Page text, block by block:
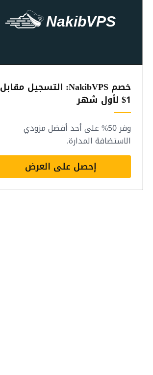
خصم NakibVPS: التسجيل مقابل
1$ لأول شهر
وفر 50% على أحد أفضل مزودي
الاستضافة المدارة.
إحصل على العرض